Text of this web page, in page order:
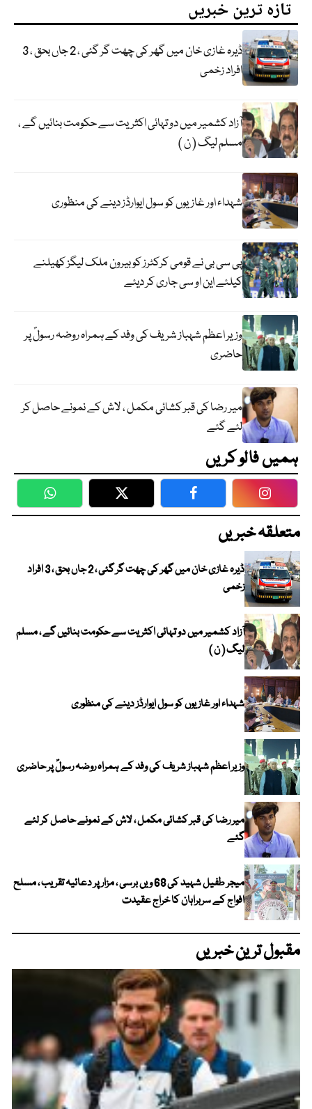
تازہ ترین خبریں
ڈیرہ غازی خان میں گھر کی چھت گر گئی ، 2 جاں بحق ، 3
افراد زخمی
آزاد کشمیر میں دو تہائی اکثریت سے حکومت بنائیں گے ،
مسلم لیگ ( ن )
شہداء اور غازیوں کو سول ایوارڈز دینے کی منظوری
پی سی بی نے قومی کرکٹرز کو بیرون ملک لیگز کھیلنے
کیلئے این او سی جاری کر دیئے
وزیر اعظم شہباز شریف کی وفد کے ہمراہ روضہ رسولؐ پر
حاضری
میر رضا کی قبر کشائی مکمل ، لاش کے نمونے حاصل کر
لئے گئے
ہمیں فالو کریں
WhatsApp Twitter Facebook
متعلقہ خبریں
ڈیرہ غازی خان میں گھر کی چھت گر گئی ، 2 جاں بحق ، 3 افراد
زخمی
آزاد کشمیر میں دو تہائی اکثریت سے حکومت بنائیں گے ، مسلم
لیگ ( ن )
شہداء اور غازیوں کو سول ایوارڈز دینے کی منظوری
وزیر اعظم شہباز شریف کی وفد کے ہمراہ روضہ رسولؐ پر حاضری
میر رضا کی قبر کشائی مکمل ، لاش کے نمونے حاصل کر لئے
گئے
میجر طفیل شہید کی 68 ویں برسی ، مزار پر دعائیہ تقریب ، مسلح
افواج کے سربراہان کا خراج عقیدت
مقبول ترین خبریں